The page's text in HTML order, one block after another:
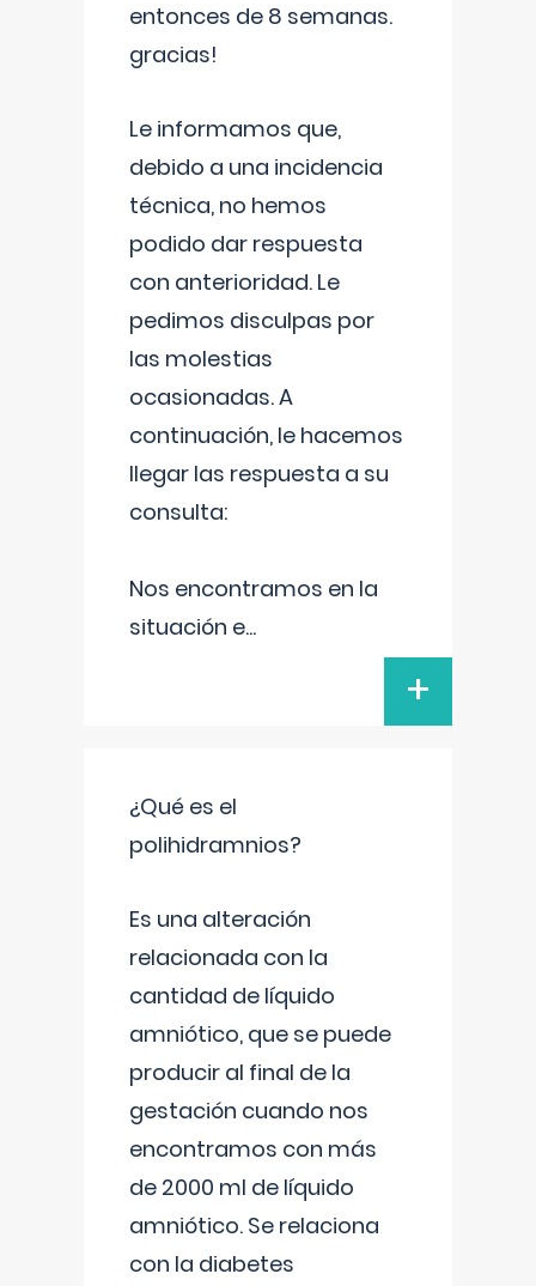
entonces de 8 semanas.
gracias!
Le informamos que,
debido a una incidencia
técnica, no hemos
podido dar respuesta
con anterioridad. Le
pedimos disculpas por
las molestias
ocasionadas. A
continuación, le hacemos
llegar las respuesta a su
consulta:
Nos encontramos en la
situación e...
+
¿Qué es el
polihidramnios?
Es una alteración
relacionada con la
cantidad de líquido
amniótico, que se puede
producir al final de la
gestación cuando nos
encontramos con más
de 2000 ml de líquido
amniótico. Se relaciona
con la diabetes